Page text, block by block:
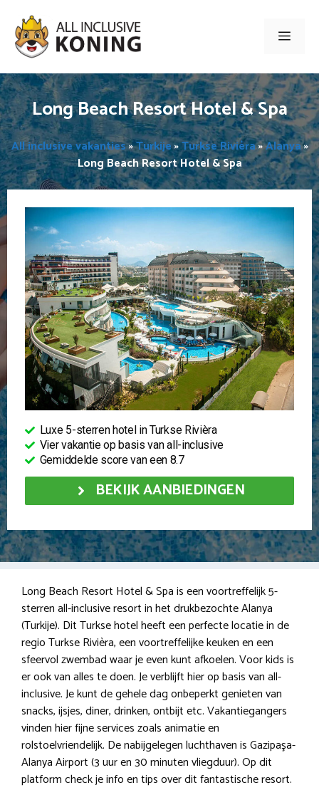
naar
inhoud
Menu
Long Beach Resort Hotel & Spa
All inclusive vakanties»Turkije»Turkse Rivièra»Alanya»
Long Beach Resort Hotel & Spa
Luxe 5-sterren hotel in Turkse Rivièra
Vier vakantie op basis van all-inclusive
Gemiddelde score van een 8.7
BEKIJK AANBIEDINGEN
Long Beach Resort Hotel & Spa is een voortreffelijk 5-
sterren all-inclusive resort in het drukbezochte Alanya
(Turkije). Dit Turkse hotel heeft een perfecte locatie in de
regio Turkse Rivièra, een voortreffelijke keuken en een
sfeervol zwembad waar je even kunt afkoelen. Voor kids is
er ook van alles te doen. Je verblijft hier op basis van all-
inclusive. Je kunt de gehele dag onbeperkt genieten van
snacks, ijsjes, diner, drinken, ontbijt etc. Vakantiegangers
vinden hier fijne services zoals animatie en
rolstoelvriendelijk. De nabijgelegen luchthaven is Gazipaşa-
Alanya Airport (3 uur en 30 minuten vliegduur). Op dit
platform check je info en tips over dit fantastische resort.